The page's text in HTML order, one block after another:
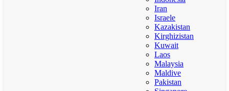
Iran
Israele
Kazakistan
Kirghizistan
Kuwait
Laos
Malaysia
Maldive
Pakistan